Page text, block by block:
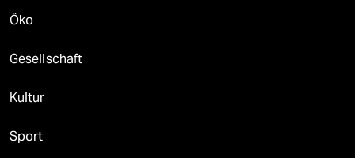
Öko
Gesellschaft
Kultur
Sport